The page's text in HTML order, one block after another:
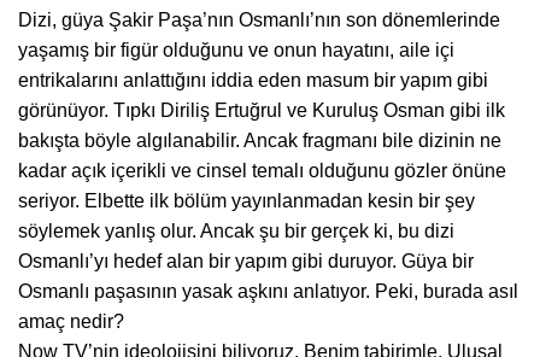
Dizi, güya Şakir Paşa’nın Osmanlı’nın son dönemlerinde
yaşamış bir figür olduğunu ve onun hayatını, aile içi
entrikalarını anlattığını iddia eden masum bir yapım gibi
görünüyor. Tıpkı Diriliş Ertuğrul ve Kuruluş Osman gibi ilk
bakışta böyle algılanabilir. Ancak fragmanı bile dizinin ne
kadar açık içerikli ve cinsel temalı olduğunu gözler önüne
seriyor. Elbette ilk bölüm yayınlanmadan kesin bir şey
söylemek yanlış olur. Ancak şu bir gerçek ki, bu dizi
Osmanlı’yı hedef alan bir yapım gibi duruyor. Güya bir
Osmanlı paşasının yasak aşkını anlatıyor. Peki, burada asıl
amaç nedir?
Now TV’nin ideolojisini biliyoruz. Benim tabirimle, Ulusal